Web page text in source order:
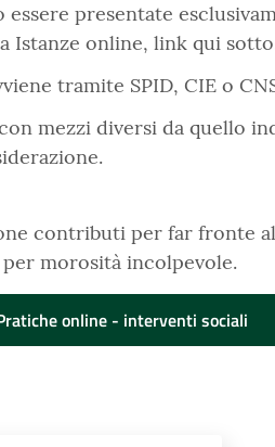
essere presentate
Istanze online, link qui
tramite SPID, CIE o
mezzi diversi da quello
contributi per far fronte
morosità incolpevole.
online - interventi sociali